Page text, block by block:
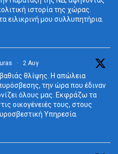
ιστορία της χώρας.
ειλικρινή μου συλλυπητήρια.
· 2 Αυγ
θλίψης. Η απώλεια
την ώρα που έδιναν
όλους μας. Εκφράζω τα
οικογένειές τους, στους
Υπηρεσία.